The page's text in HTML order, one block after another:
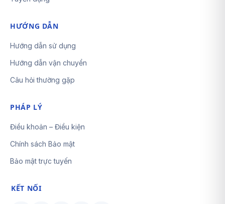
HƯỚNG DẪN
Hướng dẫn sử dụng
Hướng dẫn vận chuyển
Câu hỏi thường gặp
PHÁP LÝ
Điều khoản – Điều kiện
Chính sách Bảo mật
Bảo mật trực tuyến
KẾT NỐI